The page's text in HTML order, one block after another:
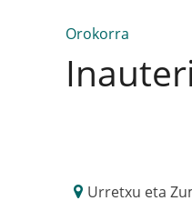
Orokorra
Urretxu eta